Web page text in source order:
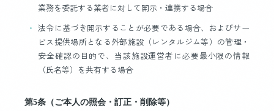
業務を委託する業者に対して開示・連携する場合
法令に基づき開示することが必要である場合、およびサー
ビス提供場所となる外部施設（レンタルジム等）の管理・
安全確認の目的で、当該施設運営者に必要最小限の情報
（氏名等）を共有する場合
第5条（ご本人の照会・訂正・削除等）